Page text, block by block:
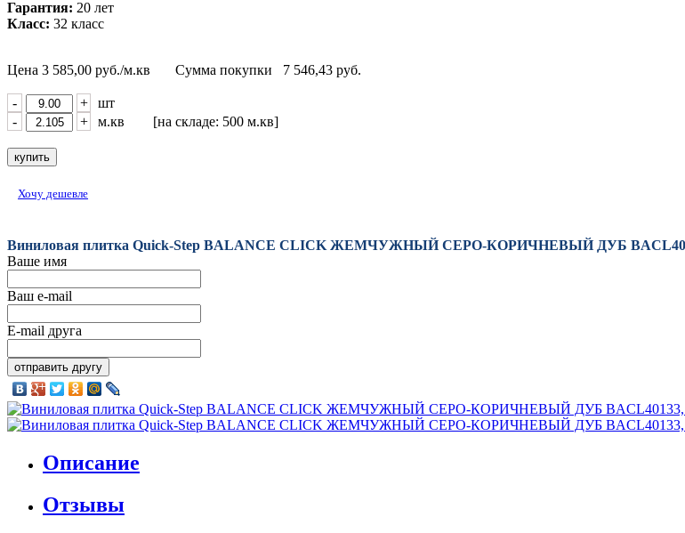
Гарантия: 20 лет
Класс: 32 класс
Цена 3 585,00 руб./м.кв Сумма покупки 7 546,43 руб.
- +
шт
-
+ м.кв [на складе: 500 м.кв]
Хочу дешевле
Виниловая плитка Quick-Step BALANCE CLICK ЖЕМЧУЖНЫЙ СЕРО-КОРИЧНЕВЫЙ ДУБ
Ваше имя
Ваш e-mail
E-mail друга
Описание
Отзывы